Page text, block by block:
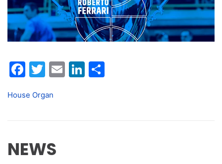
Facebook
Twitter
EmailLinkedIn
House Organ
NEWS